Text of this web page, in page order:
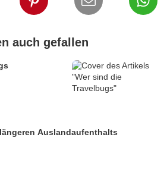
auch gefallen
Auslandaufenthalts